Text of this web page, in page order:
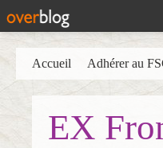
EX
Accueil Adhérer au